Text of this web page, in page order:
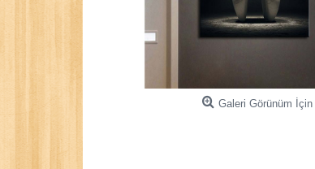
Galeri Görünüm İçin